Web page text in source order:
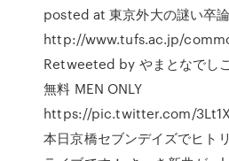
posted at 東京外大の謎い卒
http://www.tufs.ac.jp/
Retweeted by やまとなでし
無料 MEN ONLY
https://pic.twitter.com/
本日京橋セブンデイズでヒト